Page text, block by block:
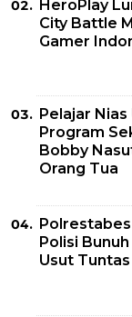
HeroPlay
City Battle
Gamer
Pelajar
Program
Bobby
Orang Tua
Polisi
Usut Tuntas